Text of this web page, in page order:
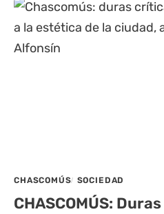
CHASCOMÚS SOCIEDAD
CHASCOMÚS: